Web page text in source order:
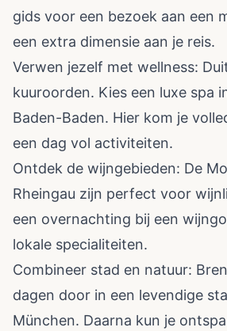
gids voor een bezoek aan een
een extra dimensie aan je reis.
Verwen jezelf met wellness:
kuuroorden. Kies een luxe spa
Baden-Baden. Hier kom je
een dag vol activiteiten.
Ontdek de wijngebieden: De
Rheingau zijn perfect voor
een overnachting bij een
lokale specialiteiten.
Combineer stad en natuur:
dagen door in een levendige
München. Daarna kun je